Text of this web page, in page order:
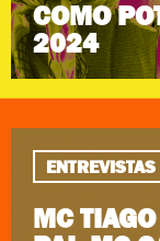
COMO
2024
ENTREVISTAS
MC